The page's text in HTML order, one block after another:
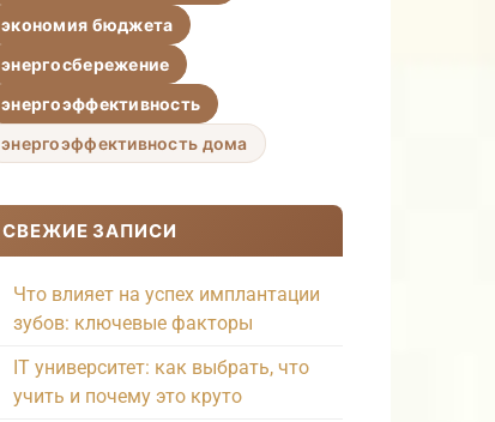
экономия бюджета
энергосбережение
энергоэффективность
энергоэффективность дома
СВЕЖИЕ ЗАПИСИ
Что влияет на успех имплантации
зубов: ключевые факторы
IT университет: как выбрать, что
учить и почему это круто